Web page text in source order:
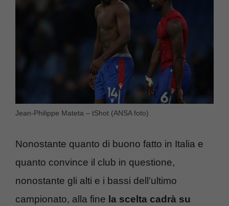
Jean-Philippe Mateta – tShot (ANSA foto)
Nonostante quanto di buono fatto in Italia e
quanto convince il club in questione,
nonostante gli alti e i bassi dell’ultimo
campionato, alla fine la scelta cadrà su